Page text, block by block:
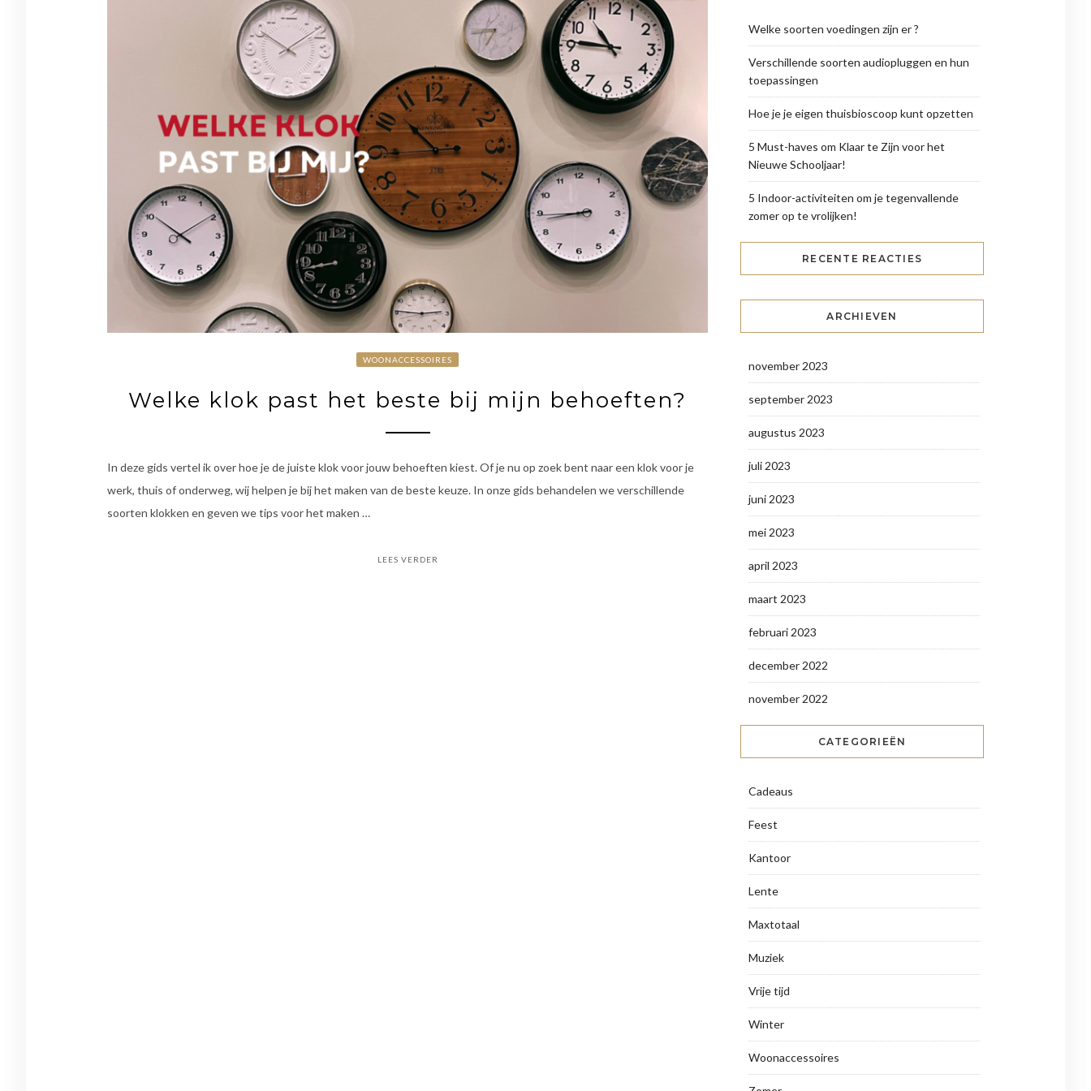
WOONACCESSOIRES
Welke klok past het beste bij mijn behoeften?
In deze gids vertel ik over hoe je de juiste klok voor jouw behoeften kiest. Of je nu op zoek bent naar een klok voor je
werk, thuis of onderweg, wij helpen je bij het maken van de beste keuze. In onze gids behandelen we verschillende
soorten klokken en geven we tips voor het maken …
LEES VERDER
Welke soorten voedingen zijn er ?
Verschillende soorten audiopluggen en hun
toepassingen
Hoe je je eigen thuisbioscoop kunt opzetten
5 Must-haves om Klaar te Zijn voor het
Nieuwe Schooljaar!
5 Indoor-activiteiten om je tegenvallende
zomer op te vrolijken!
RECENTE REACTIES
ARCHIEVEN
november 2023
september 2023
augustus 2023
juli 2023
juni 2023
mei 2023
april 2023
maart 2023
februari 2023
december 2022
november 2022
CATEGORIEËN
Cadeaus
Feest
Kantoor
Lente
Maxtotaal
Muziek
Vrije tijd
Winter
Woonaccessoires